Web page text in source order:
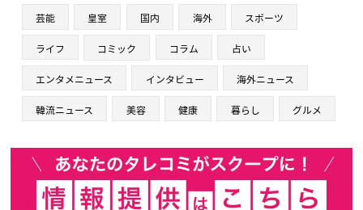
芸能 皇室 国内 海外 スポーツ
ライフ コミック コラム 占い
エンタメニュース インタビュー 海外ニュース
韓流ニュース 美容 健康 暮らし グルメ